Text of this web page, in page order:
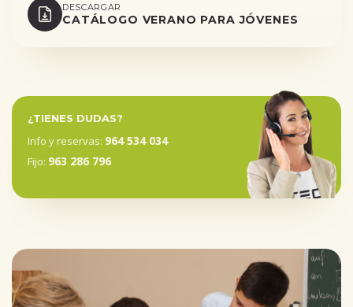
DESCARGAR
CATÁLOGO VERANO PARA JÓVENES
¿TIENES DUDAS?
Info y reservas: 964 534 034
Fijo: 963 286 796